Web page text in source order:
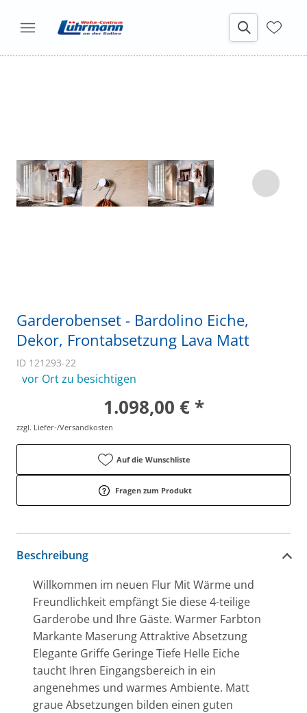
Garderobenset - Bardolino Eiche,
Dekor, Frontabsetzung Lava Matt
ID 121293-22
vor Ort zu besichtigen
1.098,00 € *
zzgl. Liefer-/Versandkosten
Auf die Wunschliste
Fragen zum Produkt
Beschreibung
Willkommen im neuen Flur Mit Wärme und
Freundlichkeit empfängt Sie diese 4-teilige
Garderobe und Ihre Gäste. Warmer Farbton
Markante Maserung Attraktive Absetzung
Elegante Griffe Geringe Tiefe Helle Eiche
taucht Ihren Eingangsbereich in ein
angenehmes und warmes Ambiente. Matt
graue Absetzungen bilden einen guten